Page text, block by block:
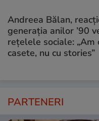
Andreea Bălan,
generația anilor ’90
rețelele sociale: „Am
casete, nu cu stories”
PARTENERI